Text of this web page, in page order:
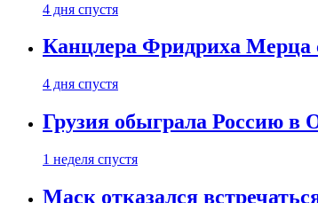
4 дня спустя
Канцлера Фридриха Мерца
4 дня спустя
Грузия обыграла Россию в
1 неделя спустя
Маск отказался